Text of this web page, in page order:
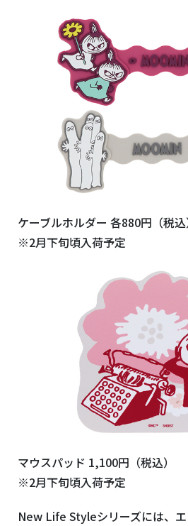
ケーブルホルダー 各880円（税込
※2月下旬頃入荷予定
マウスパッド 1,100円（税込）
※2月下旬頃入荷予定
New Life Styleシリーズには、